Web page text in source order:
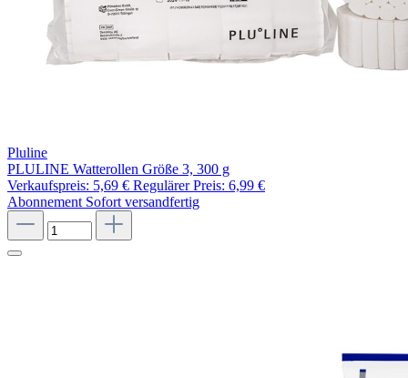
Pluline
PLULINE Watterollen Größe 3, 300 g
Verkaufspreis: 5,69 € Regulärer Preis: 6,99 €
Abonnement Sofort versandfertig